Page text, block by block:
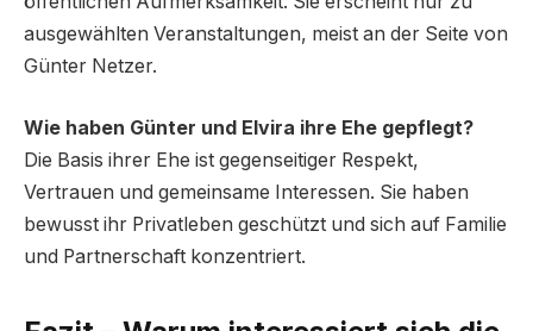
ausgewählten Veranstaltungen, meist an der Seite von
Günter Netzer.
Wie haben Günter und Elvira ihre Ehe gepflegt?
Die Basis ihrer Ehe ist gegenseitiger Respekt,
Vertrauen und gemeinsame Interessen. Sie haben
bewusst ihr Privatleben geschützt und sich auf Familie
und Partnerschaft konzentriert.